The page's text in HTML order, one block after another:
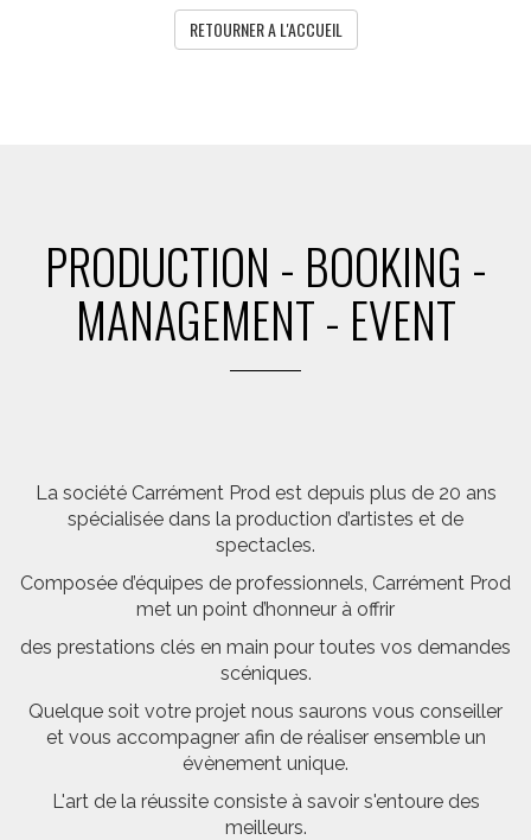
RETOURNER A L'ACCUEIL
PRODUCTION - BOOKING -
MANAGEMENT - EVENT
La société Carrément Prod est depuis plus de 20 ans
spécialisée dans la production d’artistes et de
spectacles.
Composée d’équipes de professionnels, Carrément Prod
met un point d’honneur à offrir
des prestations clés en main pour toutes vos demandes
scéniques.
Quelque soit votre projet nous saurons vous conseiller
et vous accompagner afin de réaliser ensemble un
évènement unique.
L'art de la réussite consiste à savoir s'entoure des
meilleurs.